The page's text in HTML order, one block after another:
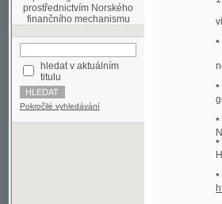
hledat v aktuálním
titulu
Pokročilé vyhledávání
*
*
*
H
* URI: